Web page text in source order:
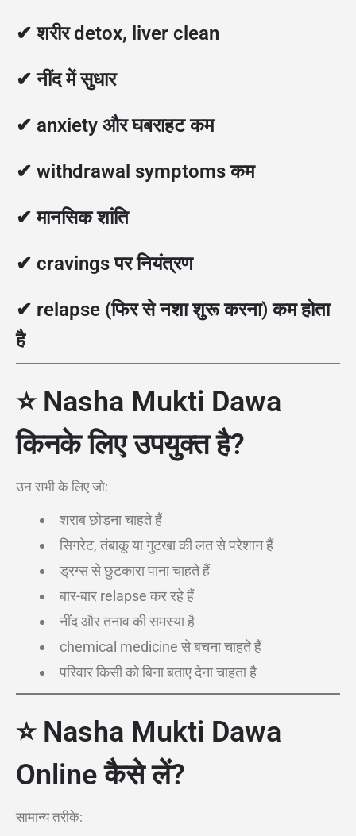
✔ शरीर detox, liver clean
✔ नींद में सुधार
✔ anxiety और घबराहट कम
✔ withdrawal symptoms कम
✔ मानसिक शांति
✔ cravings पर नियंत्रण
✔ relapse (फिर से नशा शुरू करना) कम होता
है
⭐ Nasha Mukti Dawa
किनके लिए उपयुक्त है?
उन सभी के लिए जो:
शराब छोड़ना चाहते हैं
सिगरेट, तंबाकू या गुटखा की लत से परेशान हैं
ड्रग्स से छुटकारा पाना चाहते हैं
बार-बार relapse कर रहे हैं
नींद और तनाव की समस्या है
chemical medicine से बचना चाहते हैं
परिवार किसी को बिना बताए देना चाहता है
⭐ Nasha Mukti Dawa
Online कैसे लें?
सामान्य तरीके: